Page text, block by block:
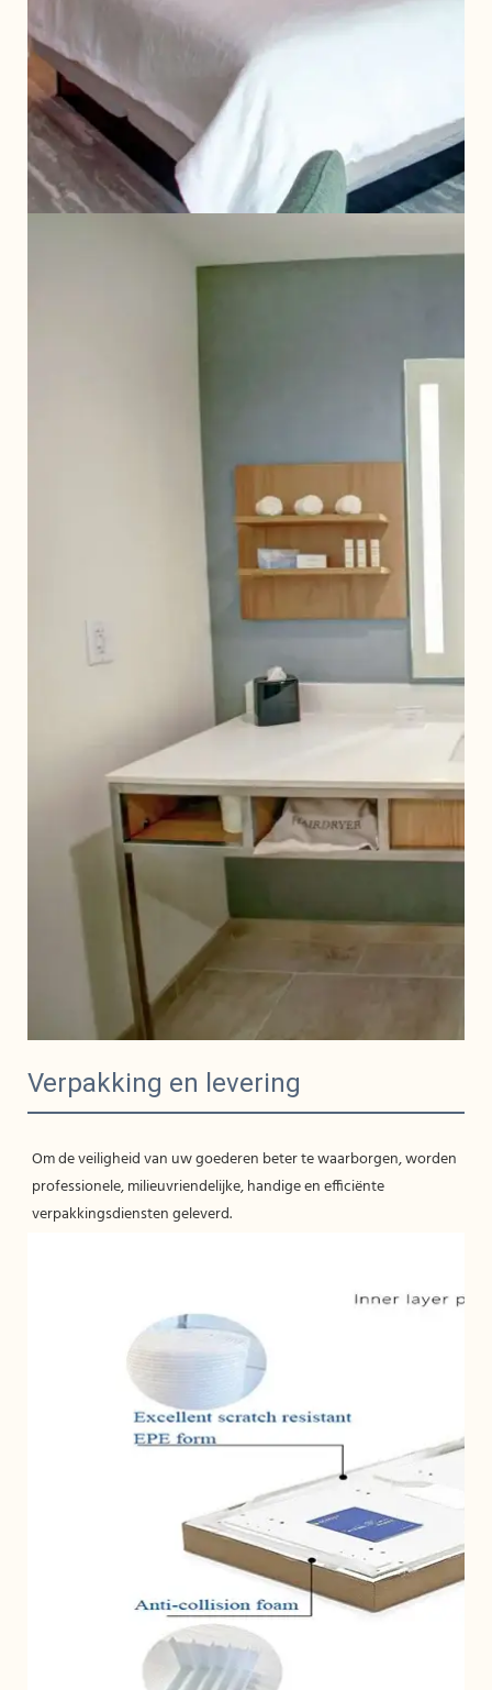
Verpakking en levering
Om de veiligheid van uw goederen beter te waarborgen, worden
professionele, milieuvriendelijke, handige en efficiënte